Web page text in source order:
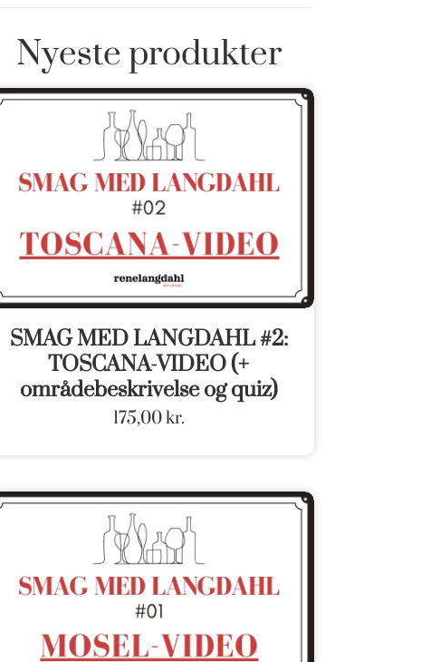
Nyeste produkter
SMAG MED LANGDAHL #2:
TOSCANA-VIDEO (+
områdebeskrivelse og quiz)
175,00kr.